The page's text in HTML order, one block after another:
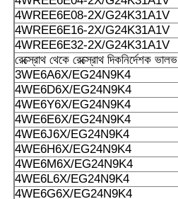
4WREE6E08-2X/G24K31A1V
4WREE6E16-2X/G24K31A1V
4WREE6E32-2X/G24K31A1V
রেক্স্রোথ থেকে রেক্স্রোথ দিকনির্দেশক ভালভ
3WE6A6X/EG24N9K4
4WE6D6X/EG24N9K4
4WE6Y6X/EG24N9K4
4WE6E6X/EG24N9K4
4WE6J6X/EG24N9K4
4WE6H6X/EG24N9K4
4WE6M6X/EG24N9K4
4WE6L6X/EG24N9K4
4WE6G6X/EG24N9K4